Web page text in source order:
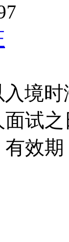
入境
面试
效期